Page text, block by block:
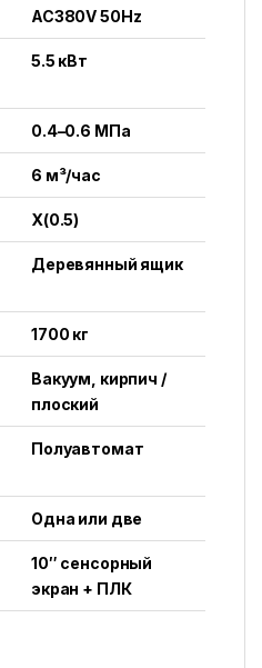
AC380V 50Hz
5.5 кВт
0.4–0.6 МПа
6 м³/час
X(0.5)
Деревянный ящик
1700 кг
Вакуум, кирпич /
плоский
Полуавтомат
Одна или две
10″ сенсорный
экран + ПЛК